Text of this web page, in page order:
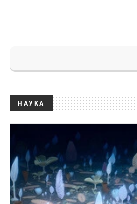
НАУКА